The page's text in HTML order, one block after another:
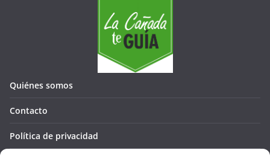
Quiénes somos
Contacto
Política de privacidad